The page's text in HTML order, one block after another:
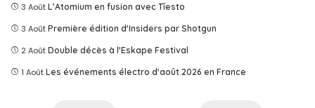
3 Août L’Atomium en fusion avec Tîesto
3 Août Première édition d'Insiders par Shotgun
2 Août Double décès à l'Eskape Festival
1 Août Les événements électro d'août 2026 en France